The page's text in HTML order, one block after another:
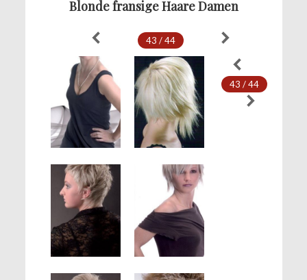
Blonde fransige Haare Damen
43 / 44
43 / 44